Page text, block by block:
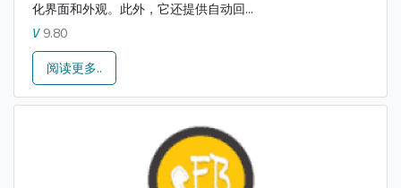
化界面和外观。此外，它还提供自动回...
V9.80
阅读更多..